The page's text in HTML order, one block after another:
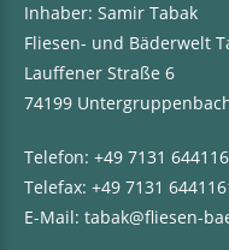
Inhaber: Samir Tabak
Fliesen- und Bäderwelt
Lauffener Straße 6
74199
Telefon: +49 7131
Telefax: +49 7131
E-Mail: tabak@fliesen-